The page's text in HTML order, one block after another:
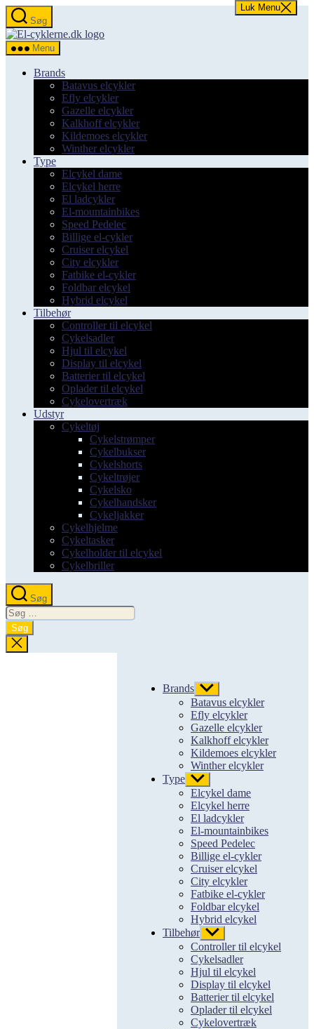
Spring
til
indholdet
Søg
el-
Menu
Brands
Batavus elcykler
Efly elcykler
Gazelle elcykler
Kalkhoff elcykler
Kildemoes elcykler
Winther elcykler
Type
Elcykel dame
Elcykel herre
El ladcykler
El-mountainbikes
Speed Pedelec
Billige el-cykler
Cruiser elcykel
City elcykler
Fatbike el-cykler
Foldbar elcykel
Hybrid elcykel
Tilbehør
Controller til elcykel
Cykelsadler
Hjul til elcykel
Display til elcykel
Batterier til elcykel
Oplader til elcykel
Cykelovertræk
Udstyr
Cykeltøj
Cykelstrømper
Cykelbukser
Cykelshorts
Cykeltrøjer
Cykelsko
Cykelhandsker
Cykeljakker
Cykelhjelme
Cykeltasker
Cykelholder til elcykel
Cykelbriller
Søg
Søg
efter:
Luk
søgning
Luk Menu
Brands Vis
undermenu
Batavus elcykler
Efly elcykler
Gazelle elcykler
Kalkhoff elcykler
Kildemoes elcykler
Winther elcykler
Type Vis
undermenu
Elcykel dame
Elcykel herre
El ladcykler
El-mountainbikes
Speed Pedelec
Billige el-cykler
Cruiser elcykel
City elcykler
Fatbike el-cykler
Foldbar elcykel
Hybrid elcykel
Tilbehør Vis
undermenu
Controller til elcykel
Cykelsadler
Hjul til elcykel
Display til elcykel
Batterier til elcykel
Oplader til elcykel
Cykelovertræk